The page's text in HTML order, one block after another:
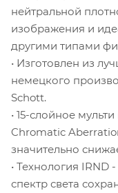
нейтральной
изображения и
другими типами
• Изготовлен из
немецкого
Schott.
• 15-слойное
Chromatic
значительно
• Технология
спектр света